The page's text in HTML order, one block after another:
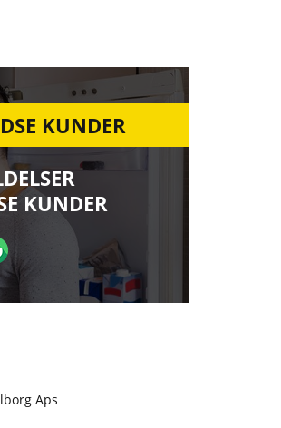
KUNDER
KUNDER
Aps